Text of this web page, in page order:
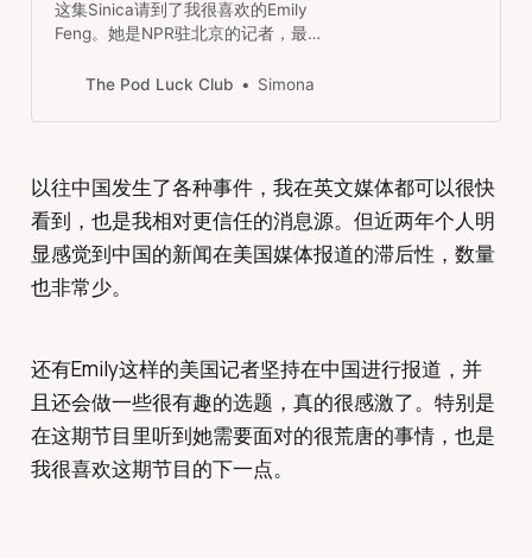
这集Sinica请到了我很喜欢的Emily
Feng。她是NPR驻北京的记者，最
Translation做了关于肖战的节目。
方面的限制，Trump把在美国的中国
杂；中国也反击，在人数、签证、记
者证方面都卡得非常严格。很多被赶
走的外媒记者现在大多数都在台湾和
东南亚工作。 EmilyFeng很幸运地在
中国针对外媒记者的限制之前拿到了
一年的签证。光听她的声音，就觉得
人都在加班。疫情以后，再加上她们
被随时随地跟着，很多采访都只能在
微信…
The Pod Luck Club Simona
以往中国发生了各种事件，我在英文媒体都可以很快
看到，也是我相对更信任的消息源。但近两年个人明
显感觉到中国的新闻在美国媒体报道的滞后性，数量
也非常少。
还有Emily这样的美国记者坚持在中国进行报道，并
且还会做一些很有趣的选题，真的很感激了。特别是
在这期节目里听到她需要面对的很荒唐的事情，也是
我很喜欢这期节目的下一点。